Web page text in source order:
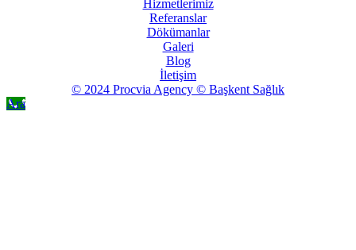
Hizmetlerimiz
Referanslar
Dökümanlar
Galeri
Blog
İletişim
© 2024 Procvia Agency © Başkent Sağlık
Ara